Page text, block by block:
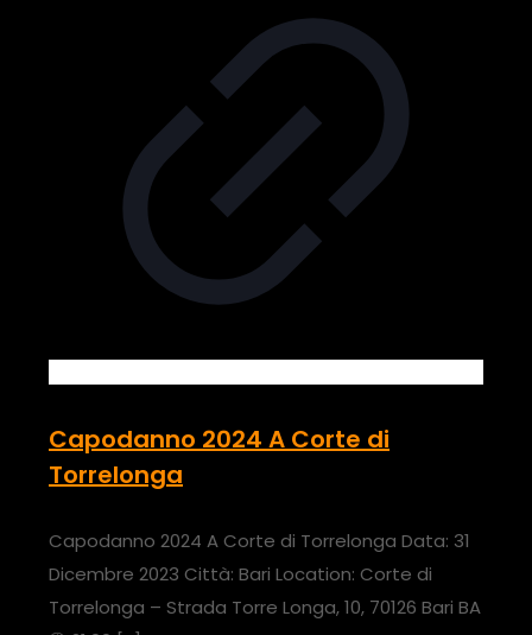
Capodanno 2024 A Corte di
Torrelonga
Capodanno 2024 A Corte di Torrelonga Data: 31
Dicembre 2023 Città: Bari Location: Corte di
Torrelonga – Strada Torre Longa, 10, 70126 Bari BA